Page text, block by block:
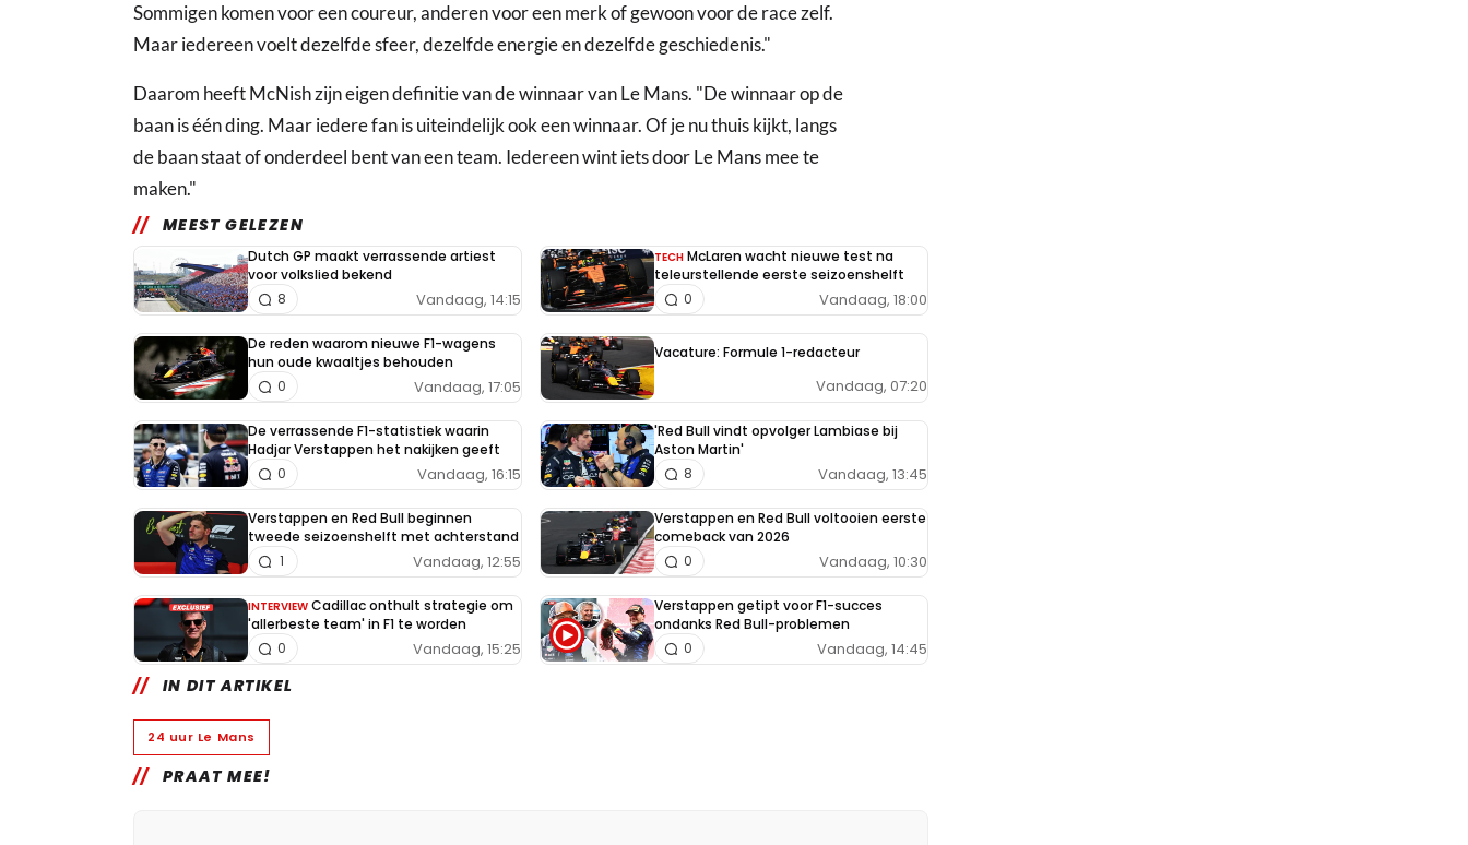
Sommigen komen voor een coureur, anderen voor een merk of gewoon voor de race zelf.
Maar iedereen voelt dezelfde sfeer, dezelfde energie en dezelfde geschiedenis."
Daarom heeft McNish zijn eigen definitie van de winnaar van Le Mans. "De winnaar op de
baan is één ding. Maar iedere fan is uiteindelijk ook een winnaar. Of je nu thuis kijkt, langs
de baan staat of onderdeel bent van een team. Iedereen wint iets door Le Mans mee te
maken."
MEEST GELEZEN
Dutch GP maakt verrassende artiest
voor volkslied bekend
Vandaag, 14:15
8
TECH McLaren wacht nieuwe test na
teleurstellende eerste seizoenshelft
Vandaag, 18:00
0
De reden waarom nieuwe F1-wagens
hun oude kwaaltjes behouden
Vandaag, 17:05
0
Vacature: Formule 1-redacteur
Vandaag, 07:20
De verrassende F1-statistiek waarin
Hadjar Verstappen het nakijken geeft
Vandaag, 16:15
0
'Red Bull vindt opvolger Lambiase bij
Aston Martin'
Vandaag, 13:45
8
Verstappen en Red Bull beginnen
tweede seizoenshelft met achterstand
Vandaag, 12:55
1
Verstappen en Red Bull voltooien eerste
comeback van 2026
Vandaag, 10:30
0
INTERVIEW Cadillac onthult strategie om
'allerbeste team' in F1 te worden
Vandaag, 15:25
0
Verstappen getipt voor F1-succes
ondanks Red Bull-problemen
Vandaag, 14:45
0
IN DIT ARTIKEL
24 uur Le Mans
PRAAT MEE!